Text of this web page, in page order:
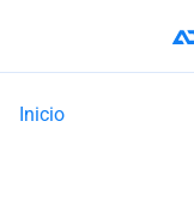
Inicio